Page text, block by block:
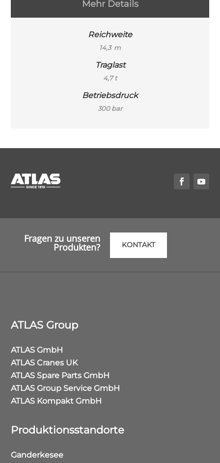
Mehr Details
Reichweite
14,3 m
Traglast
4,7 t
Betriebsdruck
300 bar
Fragen zu unseren
Produkten? KONTAKT
ATLAS Group
ATLAS GmbH
ATLAS Cranes UK
ATLAS Spare Parts GmbH
ATLAS Group Service GmbH
ATLAS Kompakt GmbH
Produktionsstandorte
Ganderkesee